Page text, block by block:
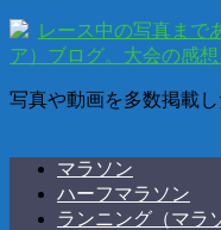
写真や動画を多数掲載
マラソン
ハーフマラソン
ランニング（マラ